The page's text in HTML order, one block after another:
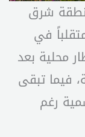
شرق
في
محلية بعد
فيما تبقى
رغم